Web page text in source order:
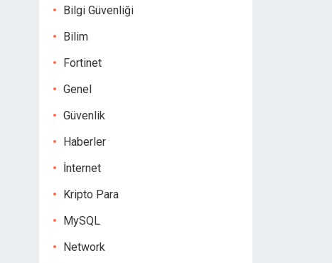
Bilgi Güvenliği
Bilim
Fortinet
Genel
Güvenlik
Haberler
İnternet
Kripto Para
MySQL
Network